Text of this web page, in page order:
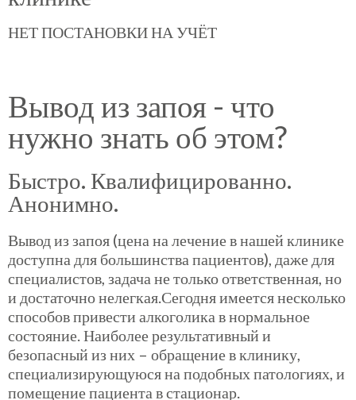
НЕТ ПОСТАНОВКИ НА УЧЁТ
Вывод из запоя - что
нужно знать об этом?
Быстро. Квалифицированно.
Анонимно.
Вывод из запоя (цена на лечение в нашей клинике
доступна для большинства пациентов), даже для
специалистов, задача не только ответственная, но
и достаточно нелегкая.Сегодня имеется несколько
способов привести алкоголика в нормальное
состояние. Наиболее результативный и
безопасный из них – обращение в клинику,
специализирующуюся на подобных патологиях, и
помещение пациента в стационар.